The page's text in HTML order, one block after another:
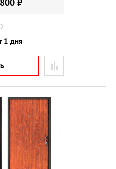
₽
1 дня